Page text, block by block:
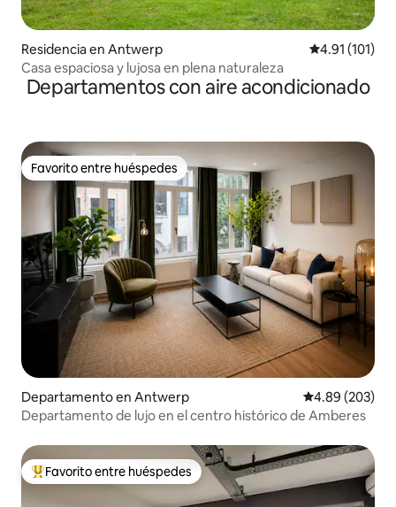
Residencia en Antwerp Calificación
4.91 (101)
Casa espaciosa y lujosa en plena naturaleza
Departamentos con aire acondicionado
Favorito entre huéspedes
Favorito entre huéspedes
Departamento en Antwerp Calificación
4.89 (203)
Departamento de lujo en el centro histórico de Amberes
De los mejores en Favorito entre huéspedes
Favorito entre huéspedes